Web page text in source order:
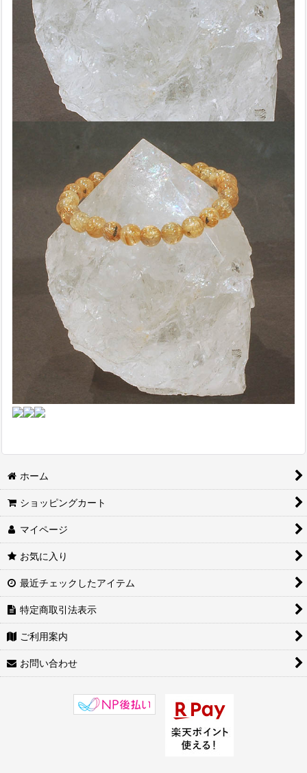
ホーム
ショッピングカート
マイページ
お気に入り
最近チェックしたアイテム
特定商取引法表示
ご利用案内
お問い合わせ